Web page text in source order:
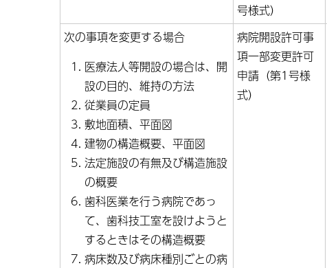
号様式）
次の事項を変更する場合
医療法人等開設の場合は、開
設の目的、維持の方法
従業員の定員
敷地面積、平面図
建物の構造概要、平面図
法定施設の有無及び構造施設
の概要
歯科医業を行う病院であっ
て、歯科技工室を設けようと
するときはその構造概要
病床数及び病床種別ごとの病
病院開設許可事
項一部変更許可
申請（第1号様
式）